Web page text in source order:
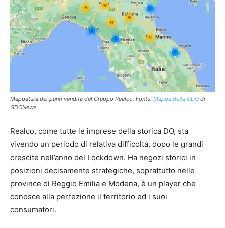
Mappatura dei punti vendita del Gruppo Realco. Fonte: Mappa della GDO di
GDONews
Realco, come tutte le imprese della storica DO, sta
vivendo un periodo di relativa difficoltà, dopo le grandi
crescite nell’anno del Lockdown. Ha negozi storici in
posizioni decisamente strategiche, soprattutto nelle
province di Reggio Emilia e Modena, è un player che
conosce alla perfezione il territorio ed i suoi
consumatori.